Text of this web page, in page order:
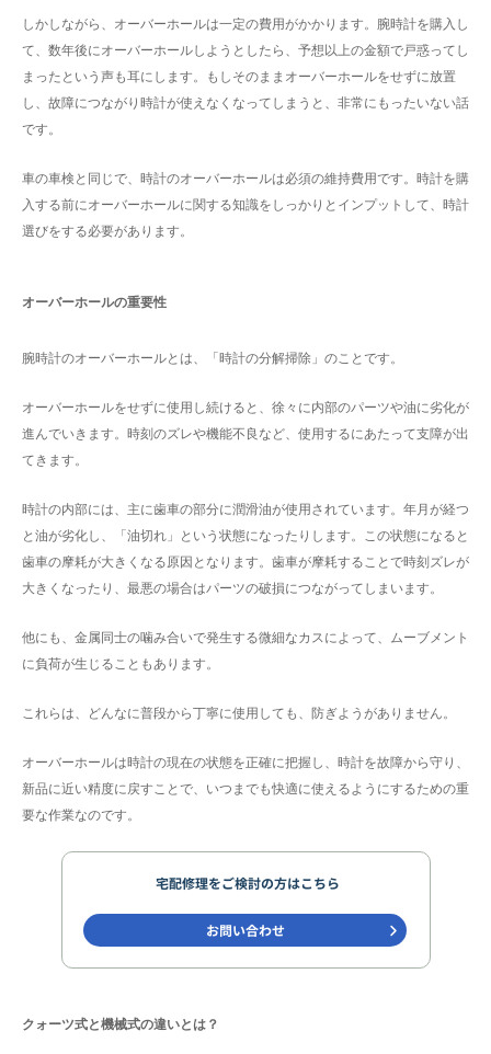
しかしながら、オーバーホールは一定の費用がかかります。腕時計を購入し
て、数年後にオーバーホールしようとしたら、予想以上の金額で戸惑ってし
まったという声も耳にします。もしそのままオーバーホールをせずに放置
し、故障につながり時計が使えなくなってしまうと、非常にもったいない話
です。
車の車検と同じで、時計のオーバーホールは必須の維持費用です。時計を購
入する前にオーバーホールに関する知識をしっかりとインプットして、時計
選びをする必要があります。
オーバーホールの重要性
腕時計のオーバーホールとは、「時計の分解掃除」のことです。
オーバーホールをせずに使用し続けると、徐々に内部のパーツや油に劣化が
進んでいきます。時刻のズレや機能不良など、使用するにあたって支障が出
てきます。
時計の内部には、主に歯車の部分に潤滑油が使用されています。年月が経つ
と油が劣化し、「油切れ」という状態になったりします。この状態になると
歯車の摩耗が大きくなる原因となります。歯車が摩耗することで時刻ズレが
大きくなったり、最悪の場合はパーツの破損につながってしまいます。
他にも、金属同士の噛み合いで発生する微細なカスによって、ムーブメント
に負荷が生じることもあります。
これらは、どんなに普段から丁寧に使用しても、防ぎようがありません。
オーバーホールは時計の現在の状態を正確に把握し、時計を故障から守り、
新品に近い精度に戻すことで、いつまでも快適に使えるようにするための重
要な作業なのです。
クォーツ式と機械式の違いとは？